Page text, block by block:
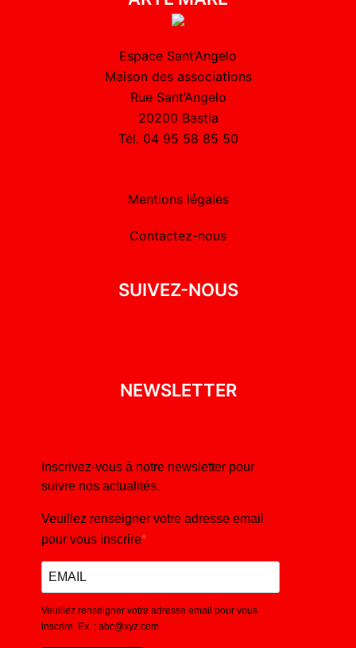
Espace Sant’Angelo
Maison des associations
Rue Sant’Angelo
20200 Bastia
Tél. 04 95 58 85 50
Mentions légales
Contactez-nous
SUIVEZ-NOUS
NEWSLETTER
Inscrivez-vous à notre newsletter pour
suivre nos actualités.
Veuillez renseigner votre adresse email
pour vous inscrire
Veuillez renseigner votre adresse email pour vous
inscrire. Ex. : abc@xyz.com